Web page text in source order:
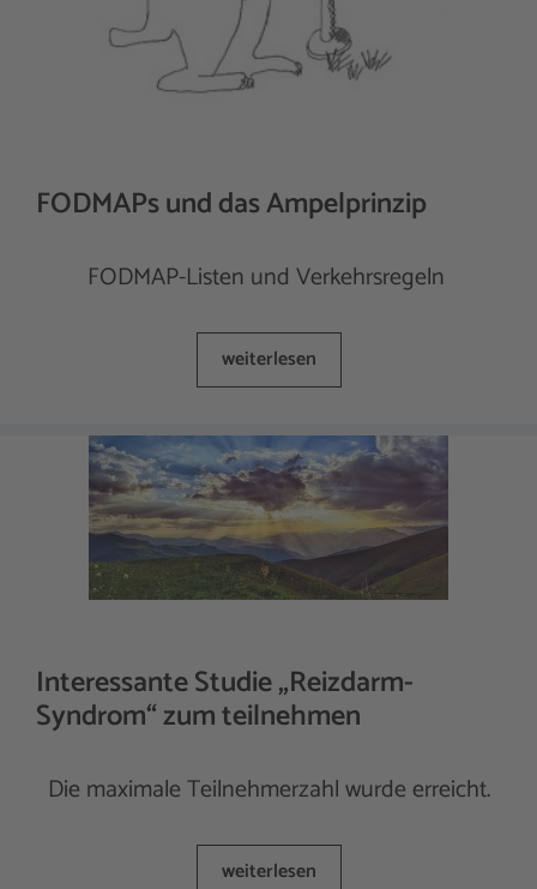
FODMAPs und das Ampelprinzip
FODMAP-Listen und Verkehrsregeln
weiterlesen
Interessante Studie „Reizdarm-
Syndrom“ zum teilnehmen
Die maximale Teilnehmerzahl wurde erreicht.
weiterlesen